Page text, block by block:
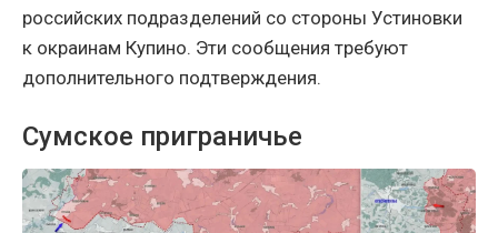
российских подразделений со стороны Устиновки
к окраинам Купино. Эти сообщения требуют
дополнительного подтверждения.
Сумское приграничье